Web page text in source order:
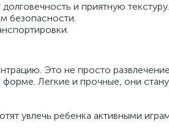
и приятную текстуру.
безопасности.
Это не просто
Легкие и прочные, они
увлечь ребенка активными